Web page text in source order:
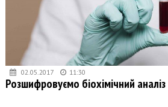
02.05.2017 11:30
Розшифровуємо біохімічний аналіз